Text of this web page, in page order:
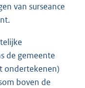
van surseance
de gemeente
ondertekenen)
boven de